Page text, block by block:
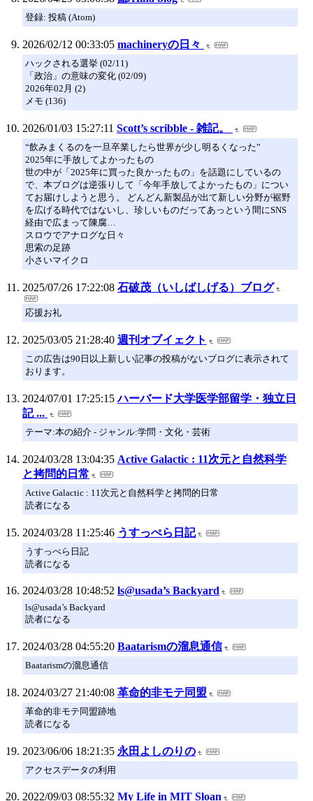
登録: 投稿 (Atom)
2026/02/12 00:33:05 machineryの日々
ハックされる選挙 (02/11)
「政治」の意味の変化 (02/09)
2026年02月 (2)
メモ (136)
2026/01/03 15:27:11 Scott’s scribble - 雑記。
“飲みまくるのを一旦卒業したら世界が少し明るくなった”
2025年に手放してよかったもの
世の中が「2025年に買った良かったもの」を話題にしているの
で、本ブログは逆張りして「今年手放してよかったもの」につい
てお届けしようと思う。 どんどん新製品が出て新しい分野が裾野
を広げる時代ではないし、珍しいものだってあっという間にSNS
経由で広まって陳腐…
スロウでアナログな日々
思索の足跡
小さいマイクロ
2025/07/26 17:22:08 石破茂（いしばしげる）ブログ
応援お礼
2025/03/05 21:28:40 週刊オブイェクト
この広告は90日以上新しい記事の投稿がないブログに表示されて
おります。
2024/07/01 17:25:15 ハーバード大学医学部留学・独立日
記 ...
テーマ:本の紹介 - ジャンル:学問・文化・芸術
2024/03/28 13:04:35 Active Galactic : 11次元と自然科学
と拷問的日常
Active Galactic : 11次元と自然科学と拷問的日常
読者になる
2024/03/28 11:25:46 うすっぺら日記
うすっぺら日記
読者になる
2024/03/28 10:48:52 ls@usada’s Backyard
ls@usada’s Backyard
読者になる
2024/03/28 04:55:20 Baatarismの溜息通信
Baatarismの溜息通信
2024/03/27 21:40:08 革命的非モテ同盟
革命的非モテ同盟跡地
読者になる
2023/06/06 18:21:35 永田よしのりの
アクセスデータの利用
2022/09/03 08:55:32 My Life in MIT Sloan